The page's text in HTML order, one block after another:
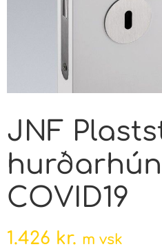
JNF
COVID19
1.426 kr. m vsk